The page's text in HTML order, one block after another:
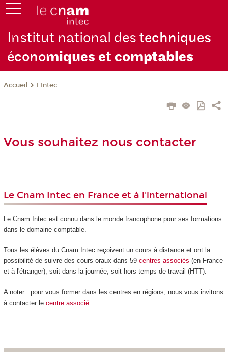
Institut national destechniques
économiques et comptables
Accueil L'Intec
Vous souhaitez nous contacter
Le Cnam Intec en France et à l'international
Le Cnam Intec est connu dans le monde francophone pour ses formations
dans le domaine comptable.
Tous les élèves du Cnam Intec reçoivent un cours à distance et ont la
possibilité de suivre des cours oraux dans 59 centres associés (en France
et à l'étranger), soit dans la journée, soit hors temps de travail (HTT).
A noter : pour vous former dans les centres en régions, nous vous invitons
à contacter le centre associé.